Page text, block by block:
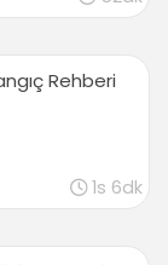
Rehberi
1s 6dk